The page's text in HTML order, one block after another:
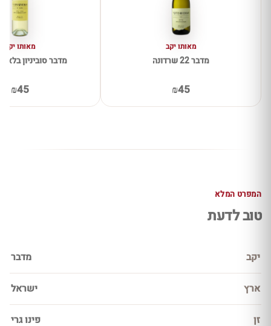
מאותו יקב
מדבר 22 שרדונה
₪45
מאותו יקב
מדבר סוביניון בלאן
₪45
המפרט המלא
טוב לדעת
יקב מדבר
ארץ ישראל
זן פינו גרי